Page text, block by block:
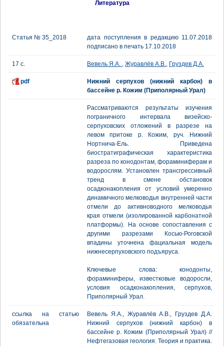
Литература
Статья № 35_2018
дата поступления в редакцию 11.07.2018
подписано в печать 17.10.2018
17 с. Вевель Я.А. , Журавлёв А.В., Груздев Д.А.
pdf
Нижний серпухов (нижний карбон) в
бассейне р. Кожим (Приполярный Урал)
Рассматриваются результаты изучения
пограничного интервала визейско-
серпуховских отложений в разрезе на
левом притоке р. Кожим, руч. Нижний
Нортнича-Ель. Приведена
биостратиграфическая характеристика
разреза по конодонтам, фораминиферам и
водорослям. Установлен трансгрессивный
тренд в смене обстановок
осадконакопления от условий умеренно
динамичного мелководья внутренней части
отмели до активноводного мелководья
края отмели (изолированной карбонатной
платформы). На основе сопоставления с
другими разрезами Косью-Роговской
впадины уточнена фациальная модель
нижнесерпуховского подъяруса.
Ключевые слова: конодонты,
фораминиферы, известковые водоросли,
условия осадконакопления, серпухов,
Приполярный Урал.
ссылка на статью
обязательна
Вевель Я.А., Журавлёв А.В., Груздев Д.А.
Нижний серпухов (нижний карбон) в
бассейне р. Кожим (Приполярный Урал) //
Нефтегазовая геология. Теория и практика.